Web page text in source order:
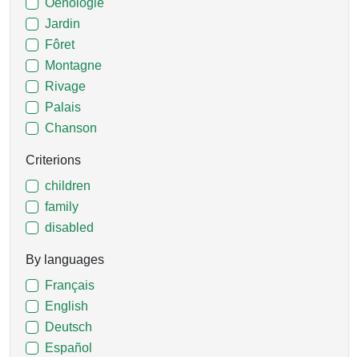
Oenologie
Jardin
Fôret
Montagne
Rivage
Palais
Chanson
Criterions
children
family
disabled
By languages
Français
English
Deutsch
Español